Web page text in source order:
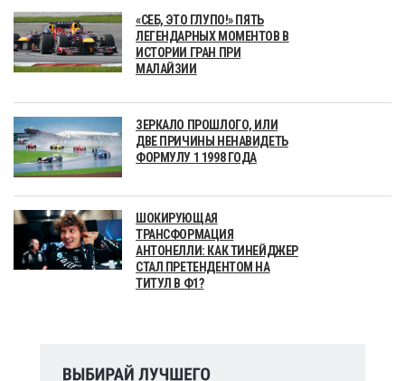
«СЕБ, ЭТО ГЛУПО!» ПЯТЬ
ЛЕГЕНДАРНЫХ МОМЕНТОВ В
ИСТОРИИ ГРАН ПРИ
МАЛАЙЗИИ
ЗЕРКАЛО ПРОШЛОГО, ИЛИ
ДВЕ ПРИЧИНЫ НЕНАВИДЕТЬ
ФОРМУЛУ 1 1998 ГОДА
ШОКИРУЮЩАЯ
ТРАНСФОРМАЦИЯ
АНТОНЕЛЛИ: КАК ТИНЕЙДЖЕР
СТАЛ ПРЕТЕНДЕНТОМ НА
ТИТУЛ В Ф1?